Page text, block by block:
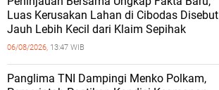
Luas Kerusakan Lahan di Cibodas Disebut
Jauh Lebih Kecil dari Klaim Sepihak
06/08/2026, 13:47 WIB
Panglima TNI Dampingi Menko Polkam,